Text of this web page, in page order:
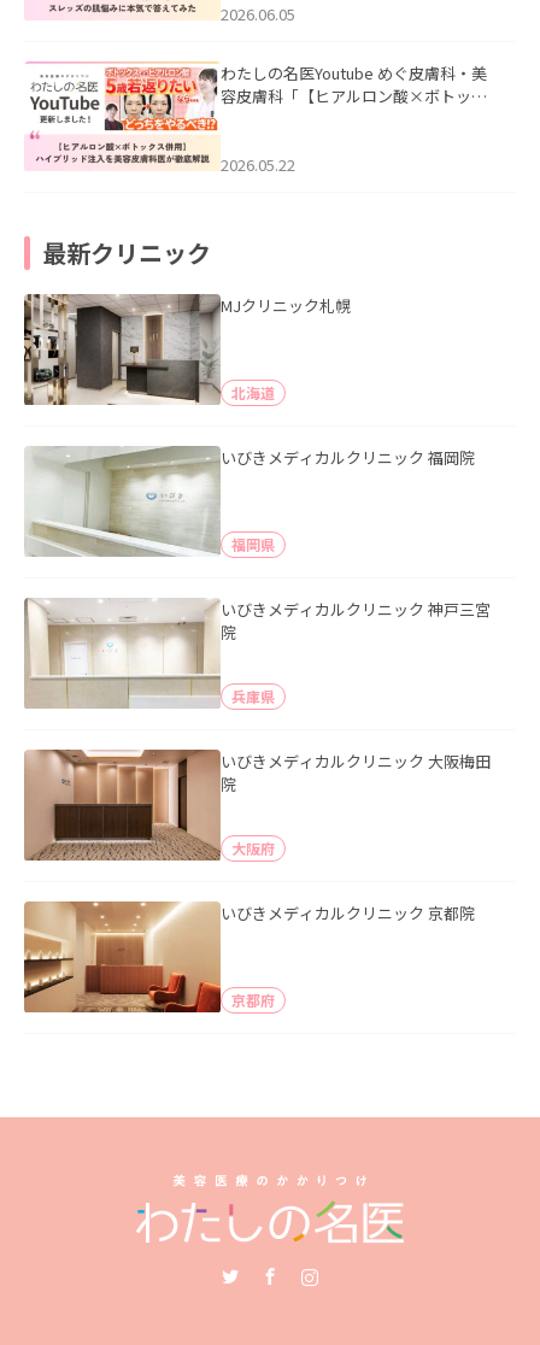
2026.06.05
わたしの名医Youtube めぐ皮膚科・美
容皮膚科「【ヒアルロン酸×ボトック
た。
2026.05.22
最新クリニック
MJクリニック札幌
北海道
いびきメディカルクリニック 福岡院
福岡県
いびきメディカルクリニック 神戸三宮
院
兵庫県
いびきメディカルクリニック 大阪梅田
院
大阪府
いびきメディカルクリニック 京都院
京都府